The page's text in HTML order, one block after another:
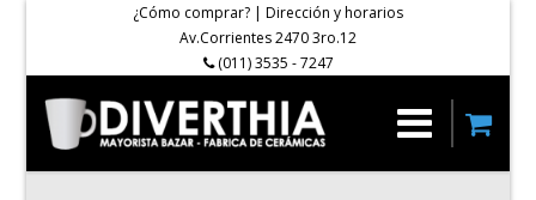
¿Cómo comprar? | Dirección y horarios
Av.Corrientes 2470 3ro.12
(011) 3535 - 7247